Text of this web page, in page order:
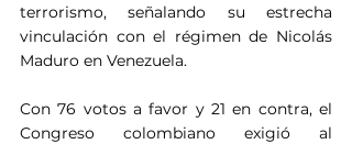
terrorismo, señalando su estrecha
vinculación con el régimen de Nicolás
Maduro en Venezuela.
Con 76 votos a favor y 21 en contra, el
Congreso colombiano exigió al